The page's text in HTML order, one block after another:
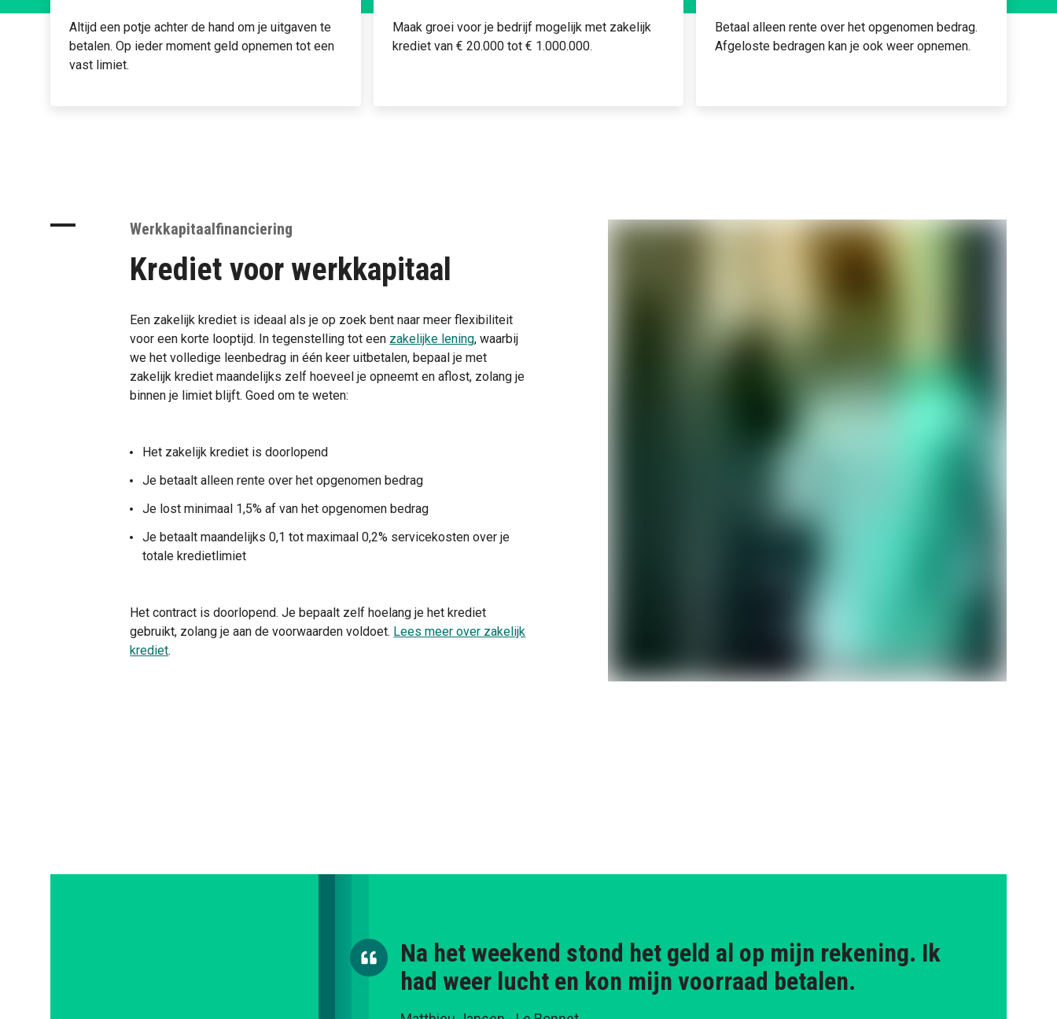
Altijd een potje achter de hand om je uitgaven te
betalen. Op ieder moment geld opnemen tot een
vast limiet.
Maak groei voor je bedrijf mogelijk met zakelijk
krediet van € 20.000 tot € 1.000.000.
Betaal alleen rente over het opgenomen bedrag.
Afgeloste bedragen kan je ook weer opnemen.
Werkkapitaalfinanciering
Krediet voor werkkapitaal
Een zakelijk krediet is ideaal als je op zoek bent naar meer flexibiliteit
voor een korte looptijd. In tegenstelling tot een zakelijke lening, waarbij
we het volledige leenbedrag in één keer uitbetalen, bepaal je met
zakelijk krediet maandelijks zelf hoeveel je opneemt en aflost, zolang je
binnen je limiet blijft. Goed om te weten:
Het zakelijk krediet is doorlopend
Je betaalt alleen rente over het opgenomen bedrag
Je lost minimaal 1,5% af van het opgenomen bedrag
Je betaalt maandelijks 0,1 tot maximaal 0,2% servicekosten over je
totale kredietlimiet
Het contract is doorlopend. Je bepaalt zelf hoelang je het krediet
gebruikt, zolang je aan de voorwaarden voldoet. Lees meer over zakelijk
krediet.
Na het weekend stond het geld al op mijn rekening. Ik
had weer lucht en kon mijn voorraad betalen.